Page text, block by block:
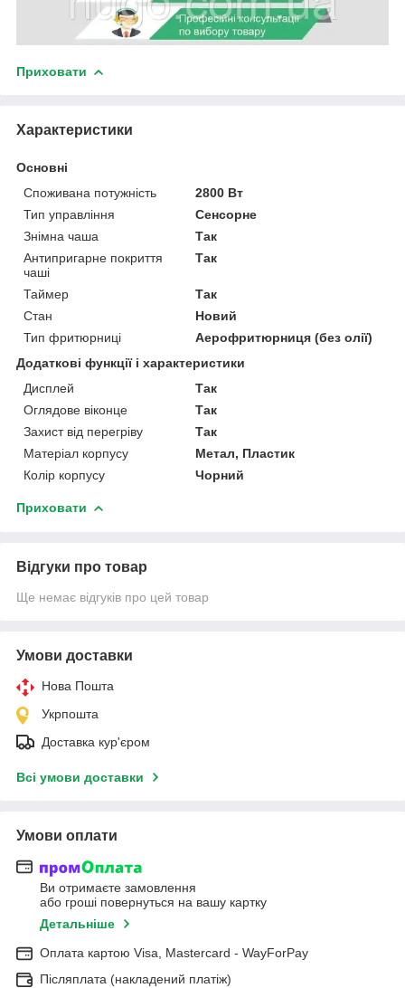
Приховати
Характеристики
Основні
Споживана потужність
2800 Вт
Тип управління
Сенсорне
Знімна чаша
Так
Антипригарне покриття
чаші
Так
Таймер
Так
Стан
Новий
Тип фритюрниці
Аерофритюрниця (без олії)
Додаткові функції і характеристики
Дисплей
Так
Оглядове віконце
Так
Захист від перегріву
Так
Матеріал корпусу
Метал, Пластик
Колір корпусу
Чорний
Приховати
Відгуки про товар
Ще немає відгуків про цей товар
Умови доставки
Нова Пошта
Укрпошта
Доставка кур'єром
Всі умови доставки
Умови оплати
Ви отримаєте замовлення
або гроші повернуться на вашу картку
Детальніше
Оплата картою Visa, Mastercard - WayForPay
Післяплата (накладений платіж)